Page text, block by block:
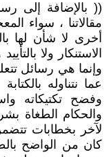
(( بالإضافة إلى
مقالاتنا ، سواء
أخرى لا شأن لها
الاستنكار ولا
وإنما هي رسائل
عما نتناوله
وفضح تكتيكاته
والحكام الطغاة
لآخر بخطابات
كان من الواضح